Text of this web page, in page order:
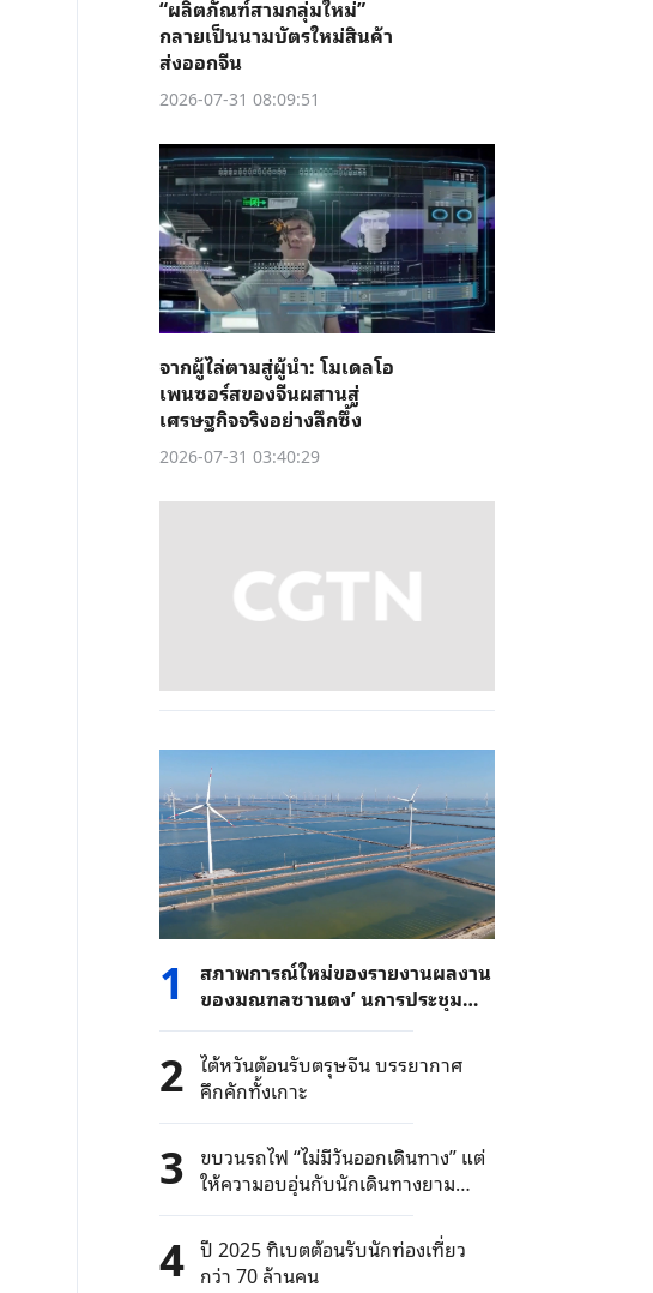
“ผลิตภัณฑ์สามกลุ่มใหม่”
กลายเป็นนามบัตรใหม่สินค้า
ส่งออกจีน
2026-07-31 08:09:51
จากผู้ไล่ตามสู่ผู้นำ: โมเดลโอ
เพนซอร์สของจีนผสานสู่
เศรษฐกิจจริงอย่างลึกซึ้ง
2026-07-31 03:40:29
1
สภาพการณ์ใหม่ของรายงานผลงาน
ของมณฑลซานตง’ นการประชุม
สองสภา
2 ไต้หวันต้อนรับตรุษจีน บรรยากาศ
คึกคักทั้งเกาะ
3 ขบวนรถไฟ “ไม่มีวันออกเดินทาง” แต่
ให้ความอบอุ่นกับนักเดินทางยาม
ค่ำคืน
4 ปี 2025 ทิเบตต้อนรับนักท่องเที่ยว
กว่า 70 ล้านคน